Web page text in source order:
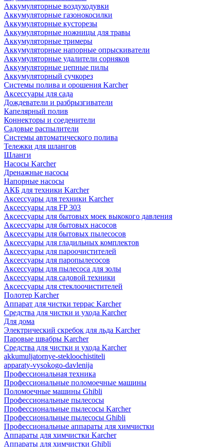
Аккумуляторные воздуходувки
Аккумуляторные газонокосилки
Аккумуляторные кусторезы
Аккумуляторные ножницы для травы
Аккумуляторные тримеры
Аккумуляторные напорные опрыскиватели
Аккумуляторные удалители сорняков
Аккумуляторные цепные пилы
Аккумуляторный сучкорез
Системы полива и орошения Karcher
Аксессуары для сада
Дождеватели и разбрызгиватели
Капелярный полив
Коннекторы и соеденители
Садовые распылители
Системы автоматического полива
Тележки для шлангов
Шланги
Насосы Karcher
Дренажные насосы
Напорные насосы
АКБ для техники Karcher
Аксессуары для техники Karcher
Аксессуары для FP 303
Аксессуары для бытовых моек выкокого давления
Аксессуары для бытовых насосов
Аксессуары для бытовых пылесосов
Аксессуары для гладильных комплектов
Аксессуары для пароочистителей
Аксессуары для паропылесосов
Аксессуары для пылесоса для золы
Аксессуары для садовой техники
Аксессуары для стеклоочистителей
Полотер Karcher
Аппарат для чистки террас Karcher
Средства для чистки и ухода Karcher
Для дома
Электрический скребок для льда Karcher
Паровые швабры Karcher
Средства для чистки и ухода Karcher
akkumuljatornye-stekloochistiteli
apparaty-vysokogo-davlenija
Профессиональная техника
Профессиональные поломоечные машины
Поломоечные машины Ghibli
Профессиональные пылесосы
Профессиональные пылесосы Karcher
Профессиональные пылесосы Ghibli
Профессиональные аппараты для химчистки
Аппараты для химчистки Karcher
Аппараты для химчистки Ghibli